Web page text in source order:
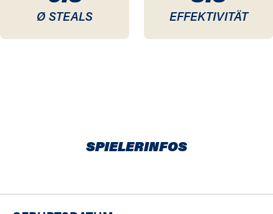
Ø STEALS EFFEKTIVITÄT
SPIELERINFOS